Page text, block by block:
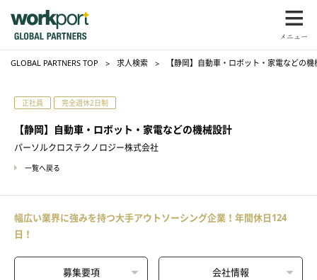
GLOBAL PARTNERS TOP 求人検索 【静岡】自動車・ロボット・家電などの
正社員 完全週休2日制
【静岡】自動車・ロボット・家電などの機械設計
パーソルクロステクノロジー株式会社
一覧へ戻る
幅広い業界に強みを持つ大手アウトソーシング企業！年間休日124
日！
募集要項 会社情報